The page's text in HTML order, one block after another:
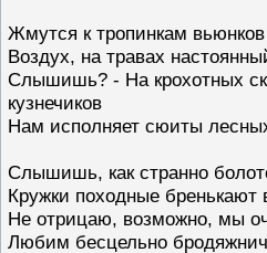
Жмутся к тропинкам
Воздух, на травах
Слышишь? - На крохотных
кузнечиков
Нам исполняет сюиты
Слышишь, как странно
Кружки походные бренькают
Не отрицаю, возможно, мы
Любим бесцельно